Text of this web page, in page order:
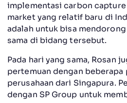
implementasi carbon
market yang relatif baru di
adalah untuk bisa
sama di bidang tersebut.
Pada hari yang sama, Rosan
pertemuan dengan beberapa
perusahaan dari Singapura.
dengan SP Group untuk